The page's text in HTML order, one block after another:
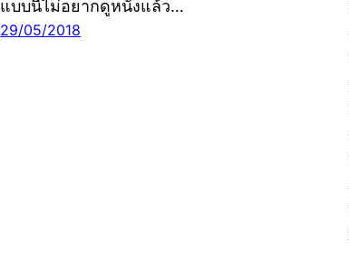
แบบนี้ไม่อยากดูหนังแล้ว…
29/05/2018